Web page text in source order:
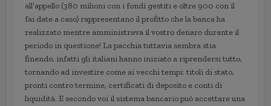
all’appello (380 milioni con i fondi gestiti e oltre 900 con il
fai date a caso) rappresentano il profitto che la banca ha
realizzato mentre amministrava il vostro denaro durante il
periodo in questione! La pacchia tuttavia sembra stia
finendo, infatti gli italiani hanno iniziato a riprendersi tutto,
tornando ad investire come ai vecchi tempi: titoli di stato,
pronti contro termine, certificati di deposito e conti di
liquidità. E secondo voi il sistema bancario può accettare una